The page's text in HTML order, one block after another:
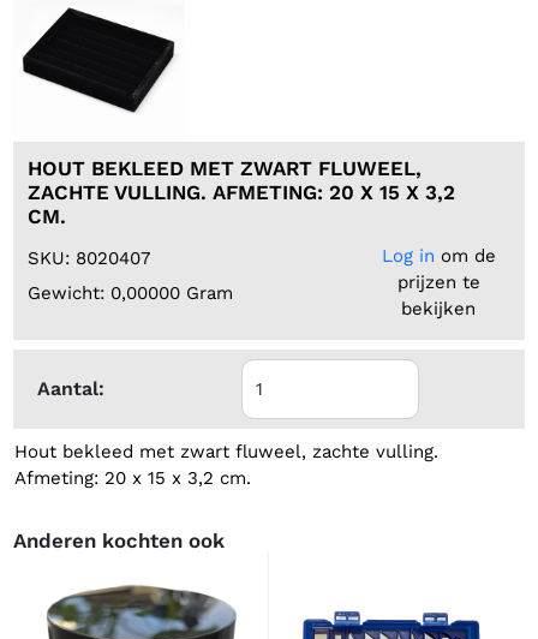
HOUT BEKLEED MET ZWART FLUWEEL,
ZACHTE VULLING. AFMETING: 20 X 15 X 3,2
CM.
SKU: 8020407
Gewicht: 0,00000 Gram
Log in om de
prijzen te
bekijken
Aantal:
Hout bekleed met zwart fluweel, zachte vulling.
Afmeting: 20 x 15 x 3,2 cm.
Anderen kochten ook